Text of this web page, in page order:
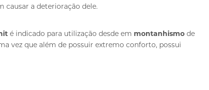
causar a deterioração dele.
é indicado para utilização desde em montanhismo de
vez que além de possuir extremo conforto, possui